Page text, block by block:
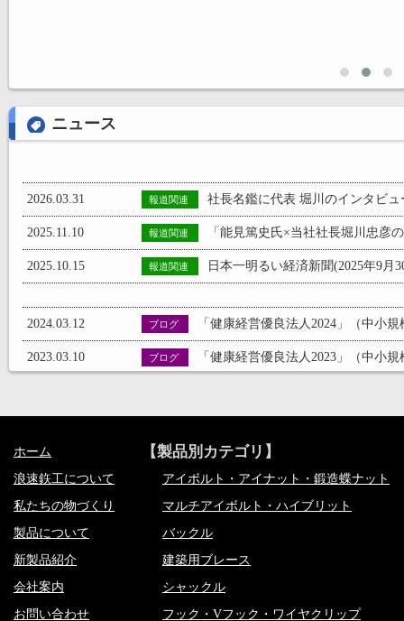
ニュース
2026.03.31 報道関連 社長名鑑に代表 堀川のインタビ
2025.11.10 報道関連 「能見篤史氏×当社社長堀川忠彦の
2025.10.15 報道関連 日本一明るい経済新聞(2025年9月
2024.03.12 ブログ 「健康経営優良法人2024」（中小規模
2023.03.10 ブログ 「健康経営優良法人2023」（中小規模
2026.03.31 報道関連 社長名鑑に代表 堀川のインタビ
2025.11.10 報道関連 「能見篤史氏×当社社長堀川忠彦の
2025.10.15 報道関連 日本一明るい経済新聞(2025年9月
2014.11.11 「Osaka Union RobotX
ホーム
浪速鉃工について
私たちの物づくり
製品について
新製品紹介
会社案内
お問い合わせ
【製品別カテゴリ】
アイボルト・アイナット・鍛造蝶ナット
マルチアイボルト・ハイブリット
バックル
建築用ブレース
シャックル
フック・Vフック・ワイヤクリップ